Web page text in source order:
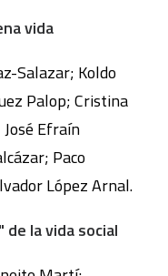
vida
Salazar; Koldo
Palop; Cristina
Efraín
Paco
López Arnal.
la vida social